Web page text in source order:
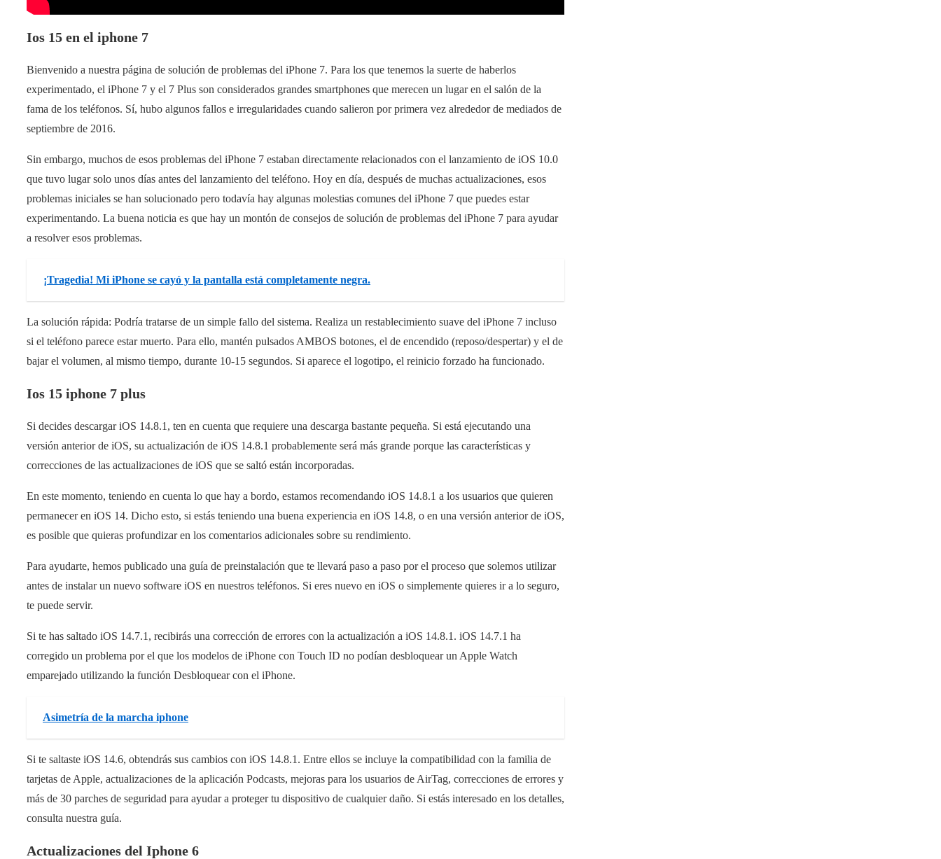
Ios 15 en el iphone 7
Bienvenido a nuestra página de solución de problemas del iPhone 7. Para los que tenemos la suerte de haberlos
experimentado, el iPhone 7 y el 7 Plus son considerados grandes smartphones que merecen un lugar en el salón de la
fama de los teléfonos. Sí, hubo algunos fallos e irregularidades cuando salieron por primera vez alrededor de mediados de
septiembre de 2016.
Sin embargo, muchos de esos problemas del iPhone 7 estaban directamente relacionados con el lanzamiento de iOS 10.0
que tuvo lugar solo unos días antes del lanzamiento del teléfono. Hoy en día, después de muchas actualizaciones, esos
problemas iniciales se han solucionado pero todavía hay algunas molestias comunes del iPhone 7 que puedes estar
experimentando. La buena noticia es que hay un montón de consejos de solución de problemas del iPhone 7 para ayudar
a resolver esos problemas.
¡Tragedia! Mi iPhone se cayó y la pantalla está completamente negra.
La solución rápida: Podría tratarse de un simple fallo del sistema. Realiza un restablecimiento suave del iPhone 7 incluso
si el teléfono parece estar muerto. Para ello, mantén pulsados AMBOS botones, el de encendido (reposo/despertar) y el de
bajar el volumen, al mismo tiempo, durante 10-15 segundos. Si aparece el logotipo, el reinicio forzado ha funcionado.
Ios 15 iphone 7 plus
Si decides descargar iOS 14.8.1, ten en cuenta que requiere una descarga bastante pequeña. Si está ejecutando una
versión anterior de iOS, su actualización de iOS 14.8.1 probablemente será más grande porque las características y
correcciones de las actualizaciones de iOS que se saltó están incorporadas.
En este momento, teniendo en cuenta lo que hay a bordo, estamos recomendando iOS 14.8.1 a los usuarios que quieren
permanecer en iOS 14. Dicho esto, si estás teniendo una buena experiencia en iOS 14.8, o en una versión anterior de iOS,
es posible que quieras profundizar en los comentarios adicionales sobre su rendimiento.
Para ayudarte, hemos publicado una guía de preinstalación que te llevará paso a paso por el proceso que solemos utilizar
antes de instalar un nuevo software iOS en nuestros teléfonos. Si eres nuevo en iOS o simplemente quieres ir a lo seguro,
te puede servir.
Si te has saltado iOS 14.7.1, recibirás una corrección de errores con la actualización a iOS 14.8.1. iOS 14.7.1 ha
corregido un problema por el que los modelos de iPhone con Touch ID no podían desbloquear un Apple Watch
emparejado utilizando la función Desbloquear con el iPhone.
Asimetría de la marcha iphone
Si te saltaste iOS 14.6, obtendrás sus cambios con iOS 14.8.1. Entre ellos se incluye la compatibilidad con la familia de
tarjetas de Apple, actualizaciones de la aplicación Podcasts, mejoras para los usuarios de AirTag, correcciones de errores y
más de 30 parches de seguridad para ayudar a proteger tu dispositivo de cualquier daño. Si estás interesado en los detalles,
consulta nuestra guía.
Actualizaciones del Iphone 6